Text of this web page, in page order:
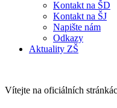
Kontakt na ŠD
Kontakt na ŠJ
Napište nám
Odkazy
Aktuality ZŠ
Vítejte na oficiálních